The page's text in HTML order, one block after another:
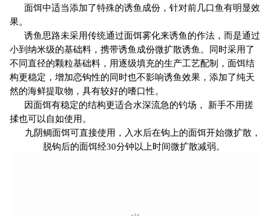
面饵中适当添加了特殊的诱鱼成份，针对前几口鱼有明显效
果。
诱鱼思路未采用传统通过面饵雾化来诱鱼的作法，而是通过
小到纳米级的基础料，携带诱鱼成份微扩散诱鱼。同时采用了
不同直径的颗粒基础料，用逐级填充的生产工艺配制，面饵结
构更稳定，增加恋钩性的同时也不影响诱鱼效果，添加了纯天
然的海鲜提取物，具有较好的嗜口性。
因面饵有稳定的结构更适合水深流急的钓场， 新手不用搓
揉也可以自如使用。
九阴鲷面饵可直接使用，入水后在钩上的面饵开始微扩散，
脱钩后的面饵经30分钟以上时间微扩散减弱。